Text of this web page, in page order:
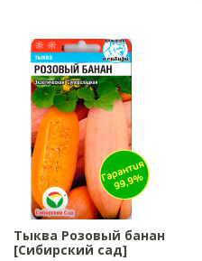
Тыква Розовый банан
[Сибирский сад]